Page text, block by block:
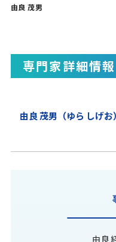
由良 茂男
専門家詳細情報
由良 茂男（ゆら しげ
由良